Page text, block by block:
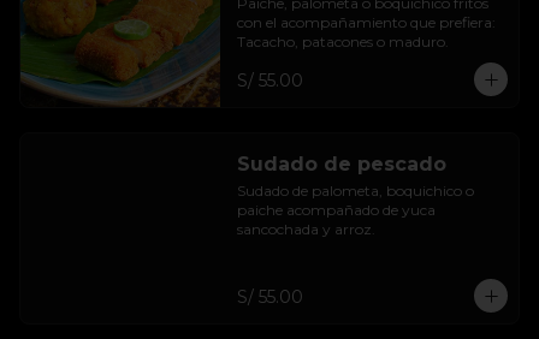
con el acompañamiento que prefiera:
Tacacho, patacones o maduro.
S/ 55.00
Sudado de pescado
Sudado de palometa, boquichico o
paiche acompañado de yuca
sancochada y arroz.
S/ 55.00